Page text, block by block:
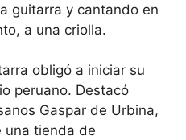
guitarra y cantando en
a una criolla.
obligó a iniciar su
peruano. Destacó
Gaspar de Urbina,
una tienda de